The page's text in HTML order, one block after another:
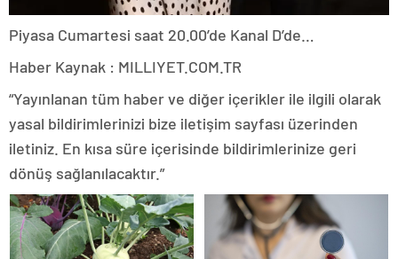
Piyasa Cumartesi saat 20.00’de Kanal D’de…
Haber Kaynak : MILLIYET.COM.TR
“Yayınlanan tüm haber ve diğer içerikler ile ilgili olarak
yasal bildirimlerinizi bize iletişim sayfası üzerinden
iletiniz. En kısa süre içerisinde bildirimlerinize geri
dönüş sağlanılacaktır.”